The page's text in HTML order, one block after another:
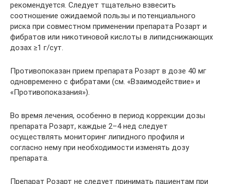
рекомендуется. Следует тщательно взвесить
соотношение ожидаемой пользы и потенциального
риска при совместном применении препарата Розарт и
фибратов или никотиновой кислоты в липидснижающих
дозах ≥1 г/сут.
Противопоказан прием препарата Розарт в дозе 40 мг
одновременно с фибратами (см. «Взаимодействие» и
«Противопоказания»).
Во время лечения, особенно в период коррекции дозы
препарата Розарт, каждые 2–4 нед следует
осуществлять мониторинг липидного профиля и
согласно нему при необходимости изменять дозу
препарата.
Препарат Розарт не следует принимать пациентам при